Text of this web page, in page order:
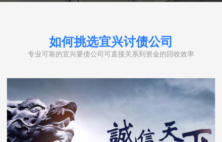
如何挑选宜兴讨债公司
专业可靠的宜兴要债公司可直接关系到资金的回收效率